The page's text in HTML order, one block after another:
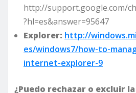
http://support.google.com/
?hl=es&answer=95647
Explorer: http://
es/windows7/how-to-
internet-explorer-9
¿Puedo rechazar o excluir